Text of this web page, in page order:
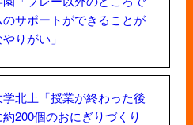
サポートができることが
りがい」
北上「授業が終わった後
200個のおにぎりづくり